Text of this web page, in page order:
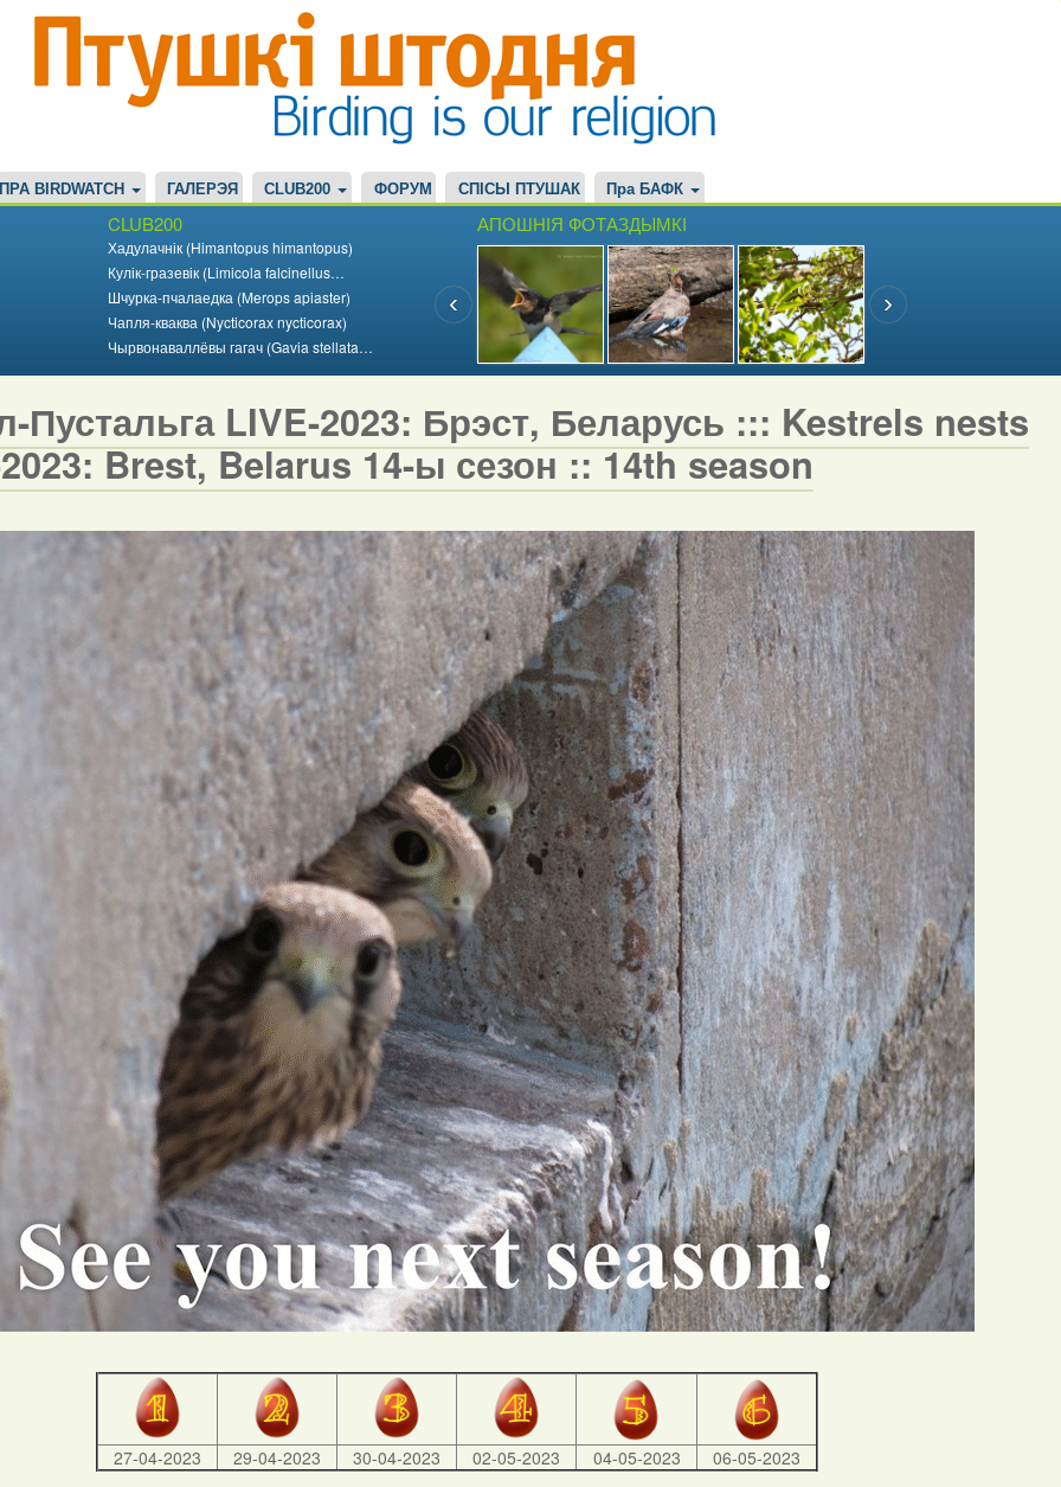
ПРА BIRDWATCH ГАЛЕРЭЯ CLUB200 ФОРУМ СПІСЫ ПТУШАК Пра БАФК
CLUB200
Хадулачнік (Himantopus himantopus)
Кулік-гразевік (Limicola falcinellus…
Шчурка-пчалаедка (Merops apiaster)
Чапля-кваква (Nycticorax nycticorax)
Чырвонаваллёвы гагач (Gavia stellata…
АПОШНІЯ ФОТАЗДЫМКІ
Пустальга LIVE-2023: Брэст, Беларусь ::: Kestrels nests
Brest, Belarus 14-ы сезон :: 14th season
27-04-2023 29-04-2023 30-04-2023 02-05-2023 04-05-2023 06-05-2023